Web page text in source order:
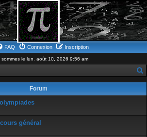
FAQ Connexion Inscription
sommes le lun. août 10, 2026 9:56 am
e
e
Forum
général